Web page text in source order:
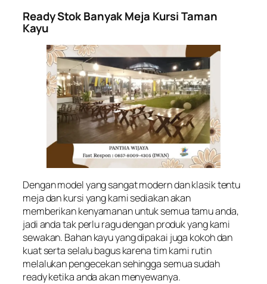
Ready Stok Banyak Meja Kursi Taman
Kayu
Dengan model yang sangat modern dan klasik tentu
meja dan kursi yang kami sediakan akan
memberikan kenyamanan untuk semua tamu anda,
jadi anda tak perlu ragu dengan produk yang kami
sewakan. Bahan kayu yang dipakai juga kokoh dan
kuat serta selalu bagus karena tim kami rutin
melalukan pengecekan sehingga semua sudah
ready ketika anda akan menyewanya.